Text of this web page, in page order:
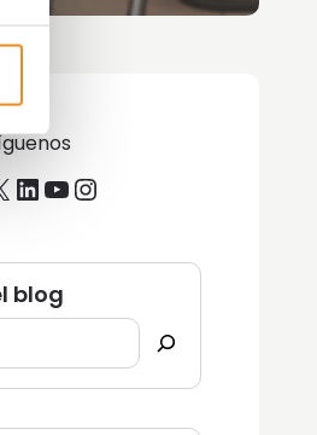
LinkedIn
YouTube
Instagram
blog